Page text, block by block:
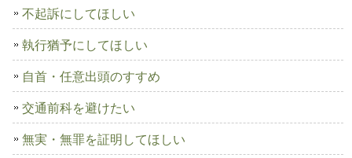
不起訴にしてほしい
執行猶予にしてほしい
自首・任意出頭のすすめ
交通前科を避けたい
無実・無罪を証明してほしい